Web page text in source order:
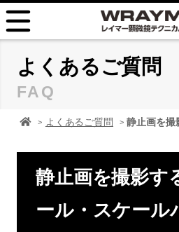
HOME
FAQ
TIPS
取扱説明書
お問い合せ
よくあるご質問
FAQ
顕微鏡 レイマーHOME
よくあるご質問
静止画を撮影す
ール・スケール